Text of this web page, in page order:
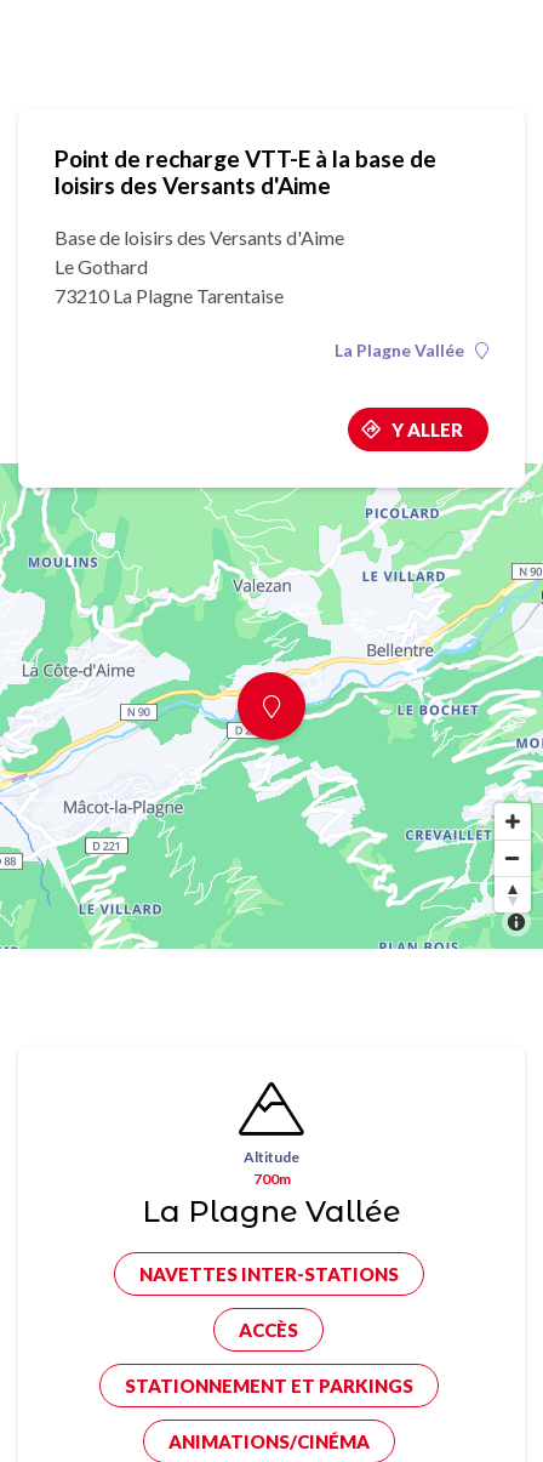
Point de recharge VTT-E à la base de
loisirs des Versants d'Aime
Base de loisirs des Versants d'Aime
Le Gothard
73210 La Plagne Tarentaise
La Plagne Vallée
Y ALLER
Altitude
700m
La Plagne Vallée
NAVETTES INTER-STATIONS
ACCÈS
STATIONNEMENT ET PARKINGS
ANIMATIONS/CINÉMA